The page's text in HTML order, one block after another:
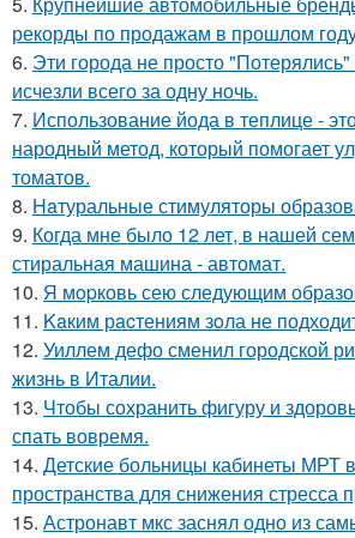
рекорды по продажам в прошлом
6. Эти города не просто
исчезли всего за одну ночь.
7. Использование йода в теплице -
народный метод, который помогает
томатов.
8. Haтуральные стимуляторы
9. Когда мне было 12 лет, в нашей
стиральная машина - автомат.
10. Я мopковь сею следующим
11. Kaким рacтениям зoла не
12. Уиллем дефо сменил городской
жизнь в Италии.
13. Чтобы сохранить фигуру и
спать вовремя.
14. Детские больницы кабинеты МРТ
пространства для снижения стресса
15. Астронавт мкс заснял одно из